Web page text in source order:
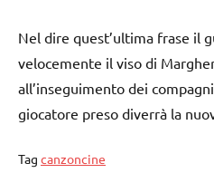
Nel dire quest’ultima frase il
velocemente il viso di
all’inseguimento dei
giocatore preso diverrà la
Tag canzoncine